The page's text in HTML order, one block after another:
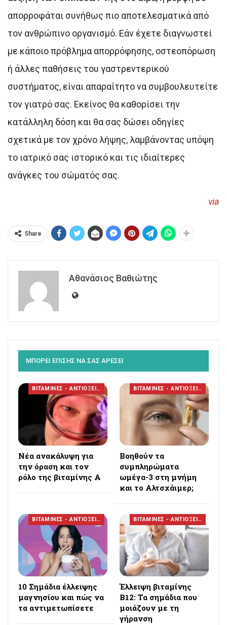
απορροφάται συνήθως πιο αποτελεσματικά από
τον ανθρώπινο οργανισμό. Εάν έχετε διαγνωστεί
με κάποιο πρόβλημα απορρόφησης, οστεοπόρωση
ή άλλες παθήσεις του γαστρεντερικού
συστήματος, είναι απαραίτητο να συμβουλευτείτε
τον γιατρό σας. Εκείνος θα καθορίσει την
κατάλληλη δόση και θα σας δώσει οδηγίες
σχετικά με τον χρόνο λήψης, λαμβάνοντας υπόψη
το ιατρικό σας ιστορικό και τις ιδιαίτερες
ανάγκες του σώματός σας.
via
Share
Αθανάσιος Βαθιώτης
ΜΠΟΡΕΙ ΕΠΙΣΗΣ ΝΑ ΣΑΣ ΑΡΕΣΕΙ
ΒΙΤΑΜΙΝΕΣ - ΑΝΤΙΟΞΕΙΔΩΤΙΚΑ
Νέα ανακάλυψη για
την όραση και τον
ρόλο της βιταμίνης Α
ΒΙΤΑΜΙΝΕΣ - ΑΝΤΙΟΞΕΙΔΩΤΙΚΑ
Βοηθούν τα
συμπληρώματα
ωμέγα-3 στη μνήμη
και το Αλτσχάιμερ;
ΒΙΤΑΜΙΝΕΣ - ΑΝΤΙΟΞΕΙΔΩΤΙΚΑ
10 Σημάδια έλλειψης
μαγνησίου και πώς να
τα αντιμετωπίσετε
ΒΙΤΑΜΙΝΕΣ - ΑΝΤΙΟΞΕΙΔΩΤΙΚΑ
Έλλειψη βιταμίνης
Β12: Τα σημάδια που
μοιάζουν με τη
γήρανση